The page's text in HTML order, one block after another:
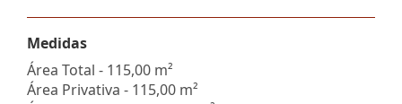
Medidas
Área Total - 115,00 m²
Área Privativa - 115,00 m²